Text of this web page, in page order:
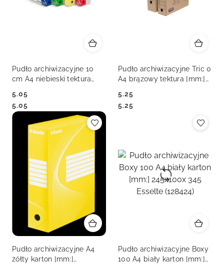
Pudło archiwizacyjne 10
cm A4 niebieski tektura
340x290x 100 VauPe
(435/03)
Cena:
5.05
Cena:
5.05
Pudło archiwizacyjne Tric 0
A4 brązowy tektura [mm:]
(100552623)
Cena:
5.25
Cena:
5.25
Pudło archiwizacyjne A4
żółty karton [mm:]
Pudło archiwizacyjne Boxy
100 A4 biały karton [mm:]